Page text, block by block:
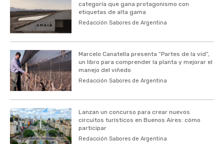
categoría que gana protagonismo con
etiquetas de alta gama
Redacción Sabores de Argentina
Marcelo Canatella presenta “Partes de la vid”,
un libro para comprender la planta y mejorar el
manejo del viñedo
Redacción Sabores de Argentina
Lanzan un concurso para crear nuevos
circuitos turísticos en Buenos Aires: cómo
participar
Redacción Sabores de Argentina